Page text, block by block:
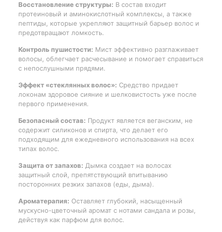
Восстановление структуры: В состав входит
протеиновый и аминокислотный комплексы, а также
пептиды, которые укрепляют защитный барьер волос и
предотвращают ломкость.
Контроль пушистости: Мист эффективно разглаживает
волосы, облегчает расчесывание и помогает справиться
с непослушными прядями.
Эффект «стеклянных волос»: Средство придает
локонам здоровое сияние и шелковистость уже после
первого применения.
Безопасный состав: Продукт является веганским, не
содержит силиконов и спирта, что делает его
подходящим для ежедневного использования на всех
типах волос.
Защита от запахов: Дымка создает на волосах
защитный слой, препятствующий впитыванию
посторонних резких запахов (еды, дыма).
Ароматерапия: Оставляет глубокий, насыщенный
мускусно-цветочный аромат с нотами сандала и розы,
действуя как парфюм для волос.